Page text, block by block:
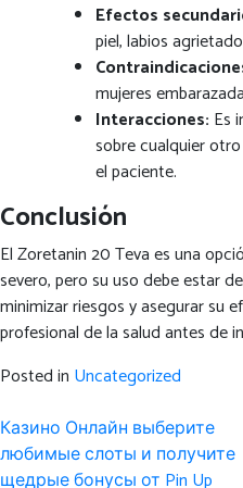
Efectos
piel, labios
mujeres
Interacciones: Es
sobre cualquier
el paciente.
Conclusión
El Zoretanin 20 Teva es una
severo, pero su uso debe estar
minimizar riesgos y asegurar su
profesional de la salud antes de
Posted in Uncategorized
Post
navigation
Казино Онлайн выберите
любимые слоты и получите
щедрые бонусы от Pin Up